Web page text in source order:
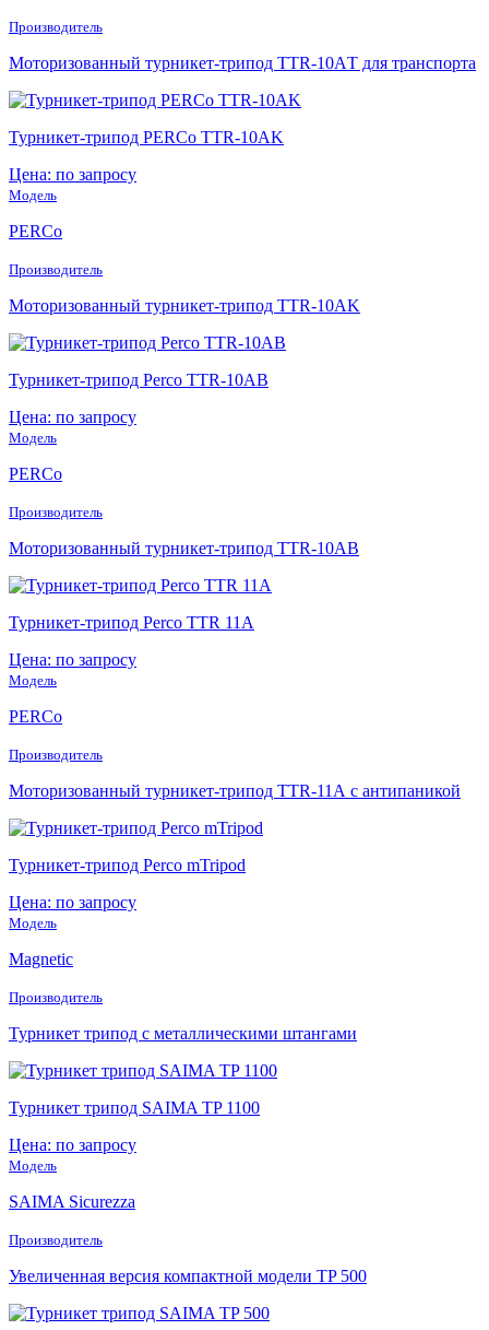
Производитель
Моторизованный турникет-трипод TTR-10АT для транспорта
Турникет-трипод PERCo TTR-10АK
Цена: по запросу
Модель
PERCo
Производитель
Моторизованный турникет-трипод TTR-10АK
Турникет-трипод Perco TTR-10АB
Цена: по запросу
Модель
PERCo
Производитель
Моторизованный турникет-трипод TTR-10АB
Турникет-трипод Perco TTR 11А
Цена: по запросу
Модель
PERCo
Производитель
Моторизованный турникет-трипод TTR-11А с антипаникой
Турникет-трипод Perco mTripod
Цена: по запросу
Модель
Magnetic
Производитель
Турникет трипод с металлическими штангами
Турникет трипод SAIMA TP 1100
Цена: по запросу
Модель
SAIMA Sicurezza
Производитель
Увеличенная версия компактной модели TP 500